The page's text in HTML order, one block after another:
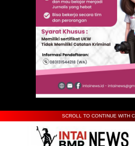
SCROLL TO CONTINUE WITH